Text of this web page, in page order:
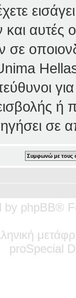
αυτές
ή
σε
by phpBB®
proSpecial